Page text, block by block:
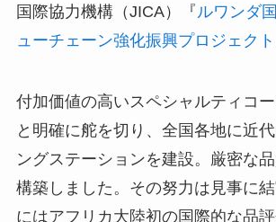
国際協力機構（JICA）『ルワンダ
ューチェーン強化振興プロジェクト
付加価値の高いスペシャルティコ
と明確に舵を切り、全国各地に近
ングステーションを建設。厳密な
構築しました。その努力は見事に
にはアフリカ大陸初の国際的な品評